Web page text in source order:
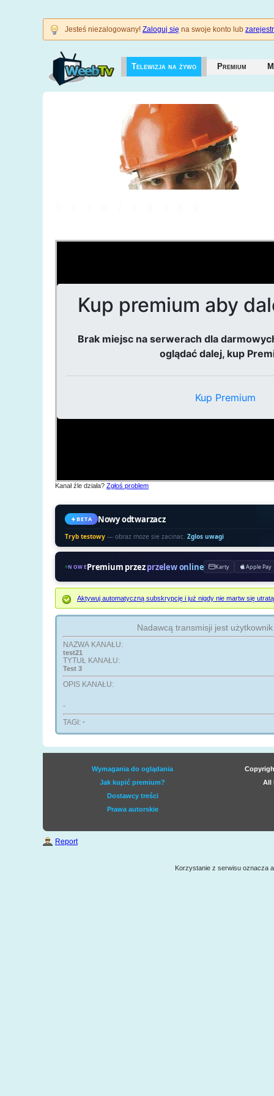
Jesteś niezalogowany! Zaloguj się na swoje konto lub
Telewizja na żywo Premium
Kanał źle działa? Zgłoś problem
BETA Nowy odtwarzacz
Tryb testowy — obraz moze sie zacinac. Zglos uwagi
NOWEPremium przezprzelew online Karty Apple Pay
Aktywuj automatyczną subskrypcję i już nigdy nie martw się
Nadawcą transmisji jest
NAZWA KANAŁU:
test21
TYTUŁ KANAŁU:
Test 3
OPIS KANAŁU:
-
TAGI: -
Wymagania do oglądania
Jak kupić premium?
Dostawcy treści
Prawa autorskie
All
Report
Korzystanie z serwisu oznacza